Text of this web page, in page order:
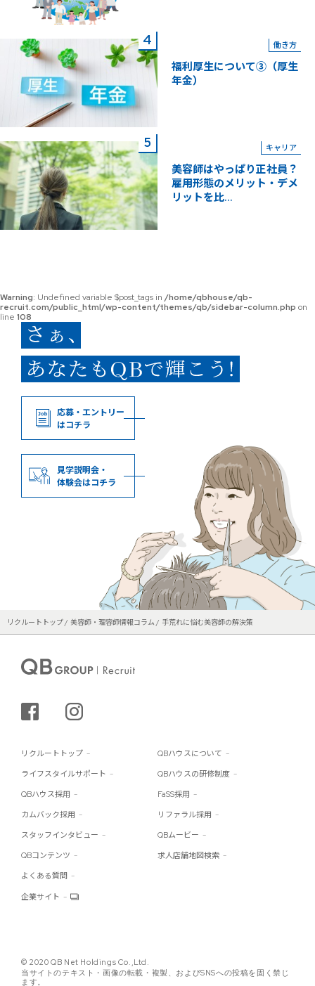
働き方
福利厚生について③（厚生
年金）
キャリア
美容師はやっぱり正社員？
雇用形態のメリット・デメ
リットを比...
Warning: Undefined variable $post_tags in /home/qbhouse/qb-
recruit.com/public_html/wp-content/themes/qb/sidebar-column.php on
line 108
応募・エントリー
はコチラ
見学説明会・
体験会はコチラ
リクルートトップ 美容師・理容師情報コラム 手荒れに悩む美容師の解決策
シェアする
リクルートトップ QBハウスについて
ライフスタイルサポート QBハウスの研修制度
QBハウス採用 FaSS採用
カムバック採用 リファラル採用
スタッフインタビュー QBムービー
QBコンテンツ 求人店舗地図検索
よくある質問
企業サイト
© 2020 QB Net Holdings Co.,Ltd.
当サイトのテキスト・画像の転載・複製、およびSNSへの投稿を固く禁じ
ます。